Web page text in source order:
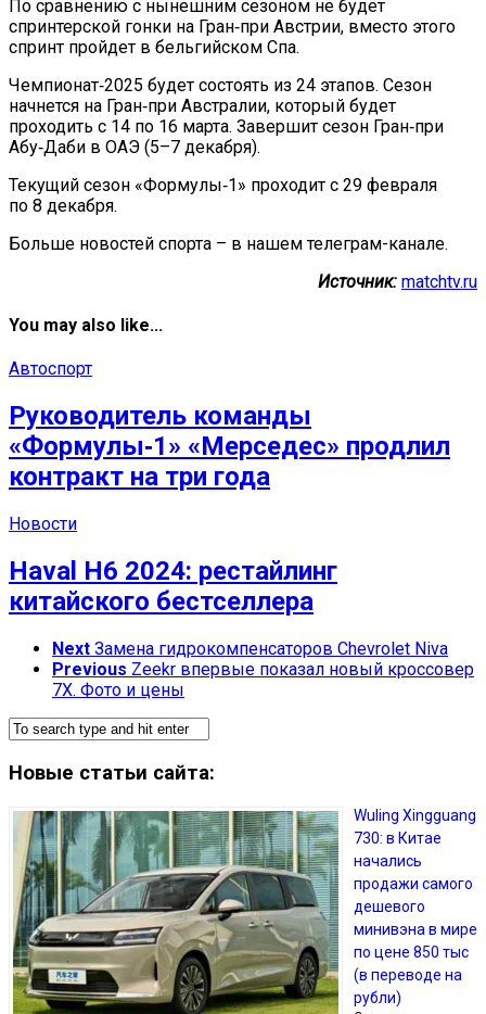
По сравнению с нынешним сезоном не будет
спринтерской гонки на Гран‑при Австрии, вместо этого
спринт пройдет в бельгийском Спа.
Чемпионат‑2025 будет состоять из 24 этапов. Сезон
начнется на Гран‑при Австралии, который будет
проходить с 14 по 16 марта. Завершит сезон Гран‑при
Абу‑Даби в ОАЭ (5–7 декабря).
Текущий сезон «Формулы‑1» проходит с 29 февраля
по 8 декабря.
Больше новостей спорта – в нашем телеграм-канале.
Источник: matchtv.ru
You may also like...
Автоспорт
Руководитель команды
«Формулы‑1» «Мерседес» продлил
контракт на три года
Новости
Haval H6 2024: рестайлинг
китайского бестселлера
Next Замена гидрокомпенсаторов Chevrolet Niva
Previous Zeekr впервые показал новый кроссовер
7X. Фото и цены
Новые статьи сайта:
Wuling Xingguang
730: в Китае
начались
продажи самого
дешевого
минивэна в мире
по цене 850 тыс
(в переводе на
рубли)